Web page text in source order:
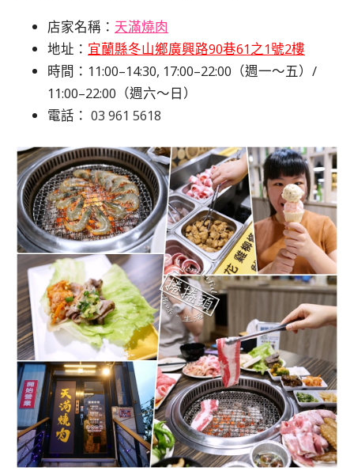
店家名稱： 天滿燒肉
地址： 宜蘭縣冬山鄉廣興路90巷61之1號2樓
時間：11:00–14:30, 17:00–22:00（週一～五）/
11:00–22:00（週六～日）
電話： 03 961 5618